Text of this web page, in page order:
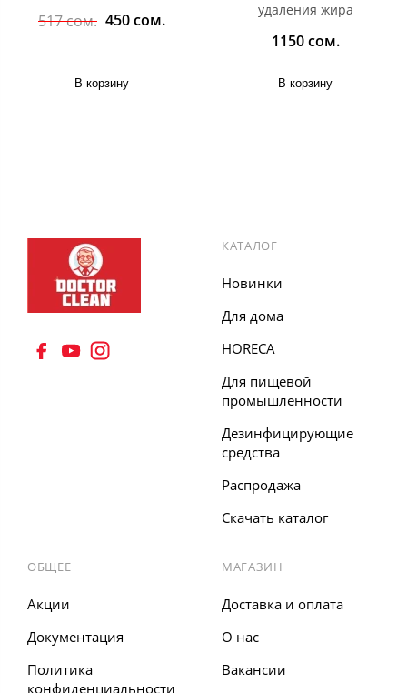
517 сом. 450 сом.
В корзину
удаления жира
1150 сом.
В корзину
КАТАЛОГ
Новинки
Для дома
HORECA
Для пищевой
промышленности
Дезинфицирующие
средства
Распродажа
Скачать каталог
ОБЩЕЕ
Акции
Документация
Политика
конфиденциальности
МАГАЗИН
Доставка и оплата
О нас
Вакансии